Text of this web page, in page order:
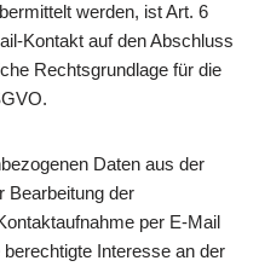
werden, ist Art. 6
Kontakt auf den Abschluss
Rechtsgrundlage für die
Daten aus der
Bearbeitung der
per E-Mail
Interesse an der